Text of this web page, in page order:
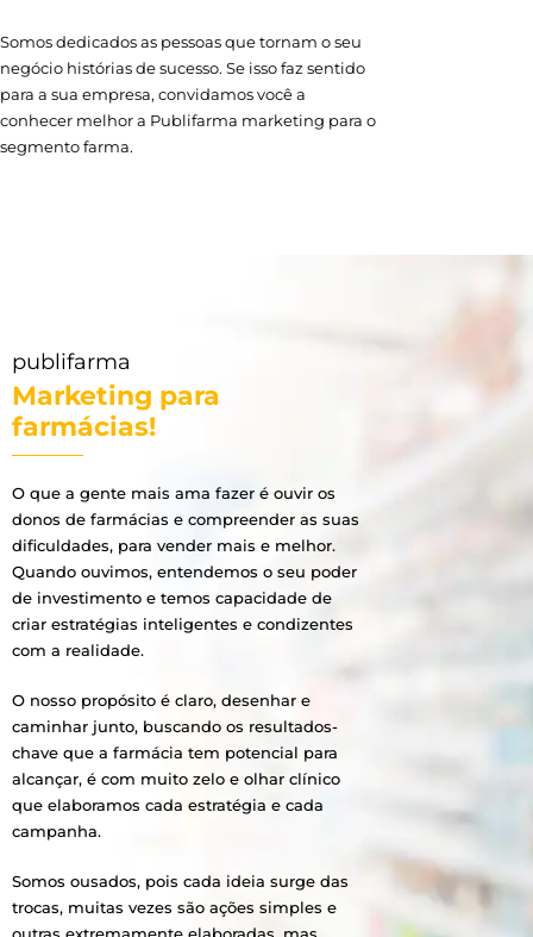
Somos dedicados as pessoas que tornam o seu
negócio histórias de sucesso. Se isso faz sentido
para a sua empresa, convidamos você a
conhecer melhor a Publifarma marketing para o
segmento farma.
publifarma
Marketing para
farmácias!
O que a gente mais ama fazer é ouvir os
donos de farmácias e compreender as suas
dificuldades, para vender mais e melhor.
Quando ouvimos, entendemos o seu poder
de investimento e temos capacidade de
criar estratégias inteligentes e condizentes
com a realidade.
O nosso propósito é claro, desenhar e
caminhar junto, buscando os resultados-
chave que a farmácia tem potencial para
alcançar, é com muito zelo e olhar clínico
que elaboramos cada estratégia e cada
campanha.
Somos ousados, pois cada ideia surge das
trocas, muitas vezes são ações simples e